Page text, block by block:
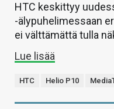
HTC keskittyy
-älypuhelimessaan
ei välttämättä tulla
Lue lisää
HTC Helio P10